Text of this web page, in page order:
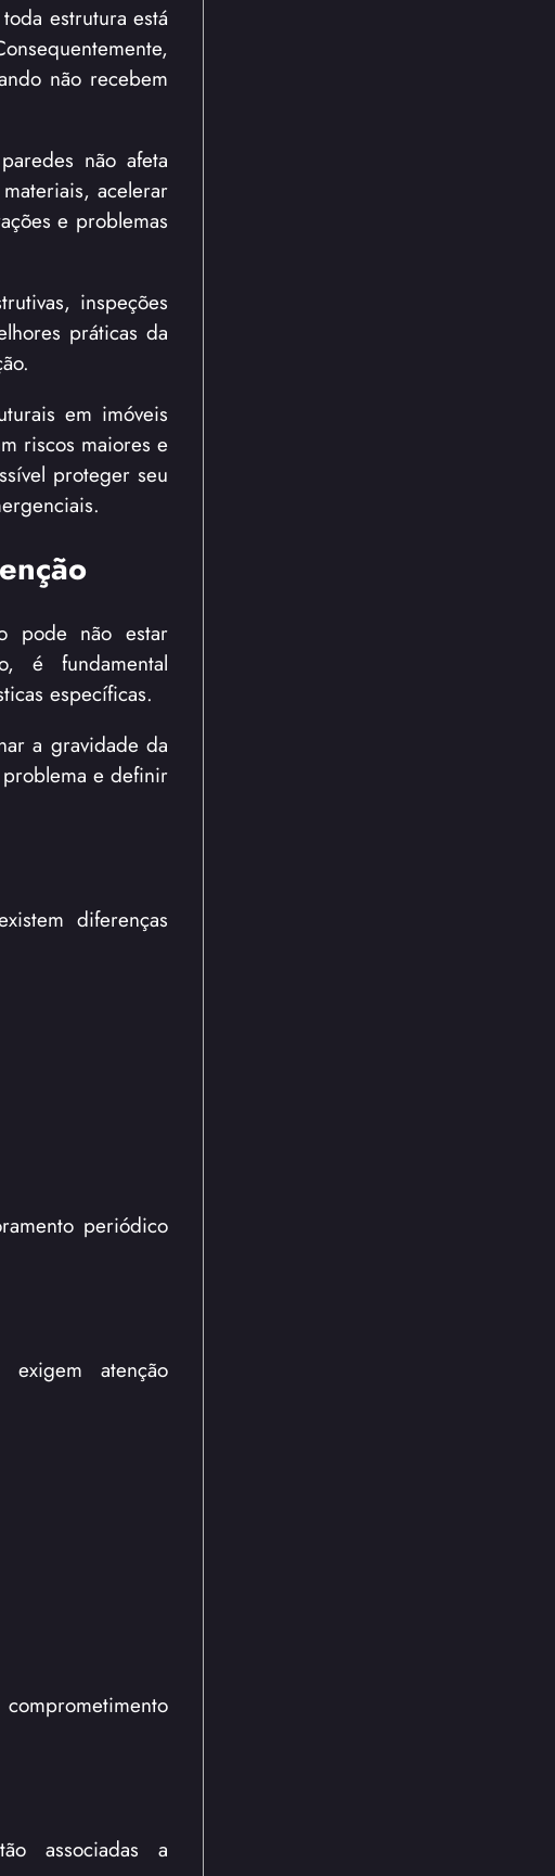
estrutura está
não recebem
não afeta
acelerar
e problemas
inspeções
práticas da
em imóveis
riscos maiores e
proteger seu
pode não estar
é fundamental
específicas.
a gravidade da
e definir
diferenças
periódico
atenção
associadas a